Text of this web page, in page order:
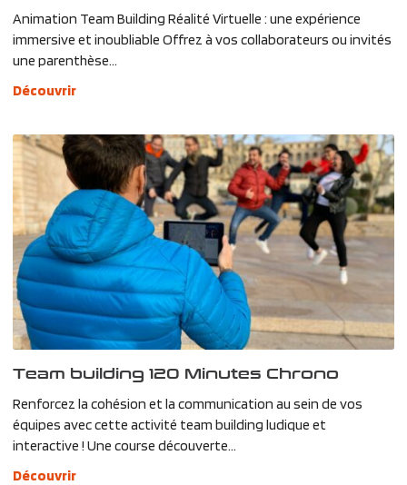
Animation Team Building Réalité Virtuelle : une expérience
immersive et inoubliable Offrez à vos collaborateurs ou invités
une parenthèse...
Découvrir
Team building 120 Minutes Chrono
Renforcez la cohésion et la communication au sein de vos
équipes avec cette activité team building ludique et
interactive ! Une course découverte...
Découvrir